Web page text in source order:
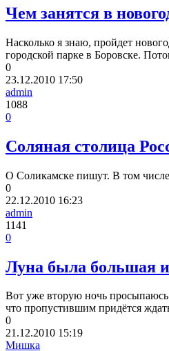
Чем занятся в
Насколько я знаю, пройдет
городской парке в Боровске.
0
23.12.2010 17:50
admin
1088
0
Соляная столица
О Соликамске пишут. В том
0
22.12.2010 16:23
admin
1141
0
Луна была большая
Вот уже вторую ночь просыпаюсь
что пропустившим придётся
0
21.12.2010 15:19
Мишка